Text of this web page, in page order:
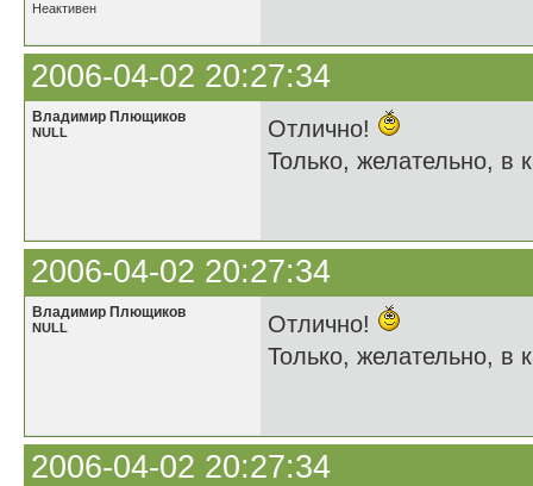
Неактивен
2006-04-02 20:27:34
Владимир Плющиков
NULL
Отлично!
Только, желательно, в
2006-04-02 20:27:34
Владимир Плющиков
NULL
Отлично!
Только, желательно, в
2006-04-02 20:27:34